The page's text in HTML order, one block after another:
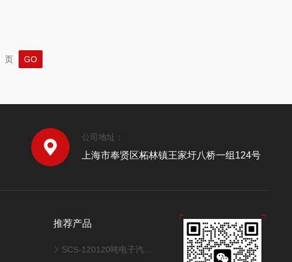
页
公司地址：
上海市奉贤区柘林镇王家圩八桥一组124号
推荐产品
SCS-120120吨电子汽车衡地磅